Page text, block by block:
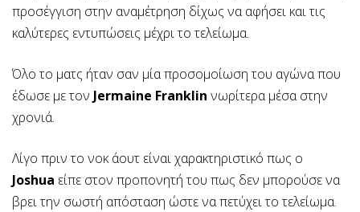
προσέγγιση στην αναμέτρηση δίχως να αφήσει και τις
καλύτερες εντυπώσεις μέχρι το τελείωμα.
Όλο το ματς ήταν σαν μία προσομοίωση του αγώνα που
έδωσε με τον Jermaine Franklin νωρίτερα μέσα στην
χρονιά.
Λίγο πριν το νοκ άουτ είναι χαρακτηριστικό πως ο
Joshua είπε στον προπονητή του πως δεν μπορούσε να
βρει την σωστή απόσταση ώστε να πετύχει το τελείωμα.